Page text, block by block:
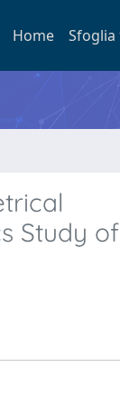
Home Sfoglia
Study of